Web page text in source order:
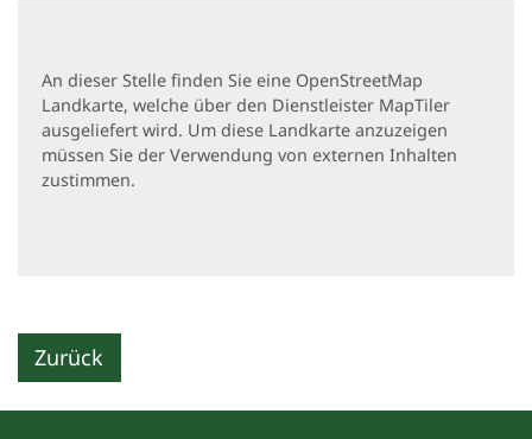
An dieser Stelle finden Sie eine OpenStreetMap
Landkarte, welche über den Dienstleister MapTiler
ausgeliefert wird. Um diese Landkarte anzuzeigen
müssen Sie der Verwendung von externen Inhalten
zustimmen.
Zurück